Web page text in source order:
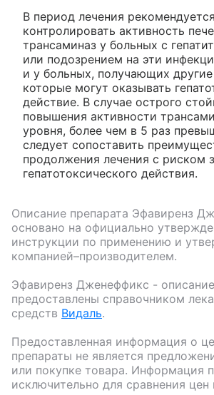
В период лечения
контролировать активность
трансаминаз у больных с
или подозрением на эти
и у больных, получающих
которые могут оказывать
действие. В случае острого
повышения активности
уровня, более чем в 5 раз
следует сопоставить
продолжения лечения с риском
гепатотоксического действия.
Описание препарата Эфавиренз
основано на официально
инструкции по применению и
компанией–производителем.
Эфавиренз Дженеффикс -
предоставлены справочником
средств Видаль.
Предоставленная информация о
препараты не является
или покупке товара. Информация
исключительно для сравнения